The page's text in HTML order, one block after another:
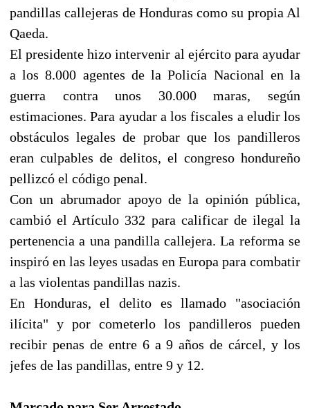
pandillas callejeras de Honduras como su propia Al
Qaeda.
El presidente hizo intervenir al ejército para ayudar
a los 8.000 agentes de la Policía Nacional en la
guerra contra unos 30.000 maras, según
estimaciones. Para ayudar a los fiscales a eludir los
obstáculos legales de probar que los pandilleros
eran culpables de delitos, el congreso hondureño
pellizcó el código penal.
Con un abrumador apoyo de la opinión pública,
cambió el Artículo 332 para calificar de ilegal la
pertenencia a una pandilla callejera. La reforma se
inspiró en las leyes usadas en Europa para combatir
a las violentas pandillas nazis.
En Honduras, el delito es llamado "asociación
ilícita" y por cometerlo los pandilleros pueden
recibir penas de entre 6 a 9 años de cárcel, y los
jefes de las pandillas, entre 9 y 12.